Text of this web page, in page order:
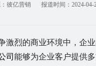
彼亿营销 报道时间：2024-04-
烈的商业环境中，企业
司 能够为企业客户提供